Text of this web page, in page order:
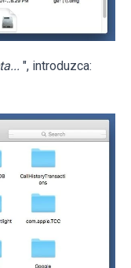
", introduzca: